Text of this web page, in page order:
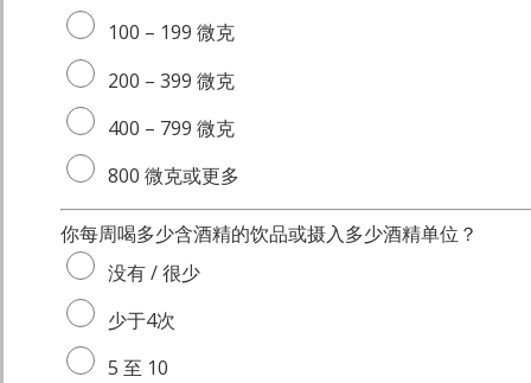
100 – 199 微克
200 – 399 微克
400 – 799 微克
800 微克或更多
你每周喝多少含酒精的饮品或摄入多少酒精单位？
没有 / 很少
少于4次
5 至 10